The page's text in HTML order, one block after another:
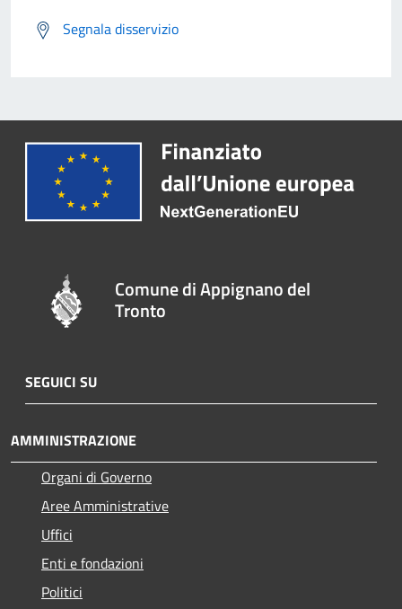
Segnala disservizio
Comune di Appignano del
Tronto
SEGUICI SU
AMMINISTRAZIONE
Organi di Governo
Aree Amministrative
Uffici
Enti e fondazioni
Politici